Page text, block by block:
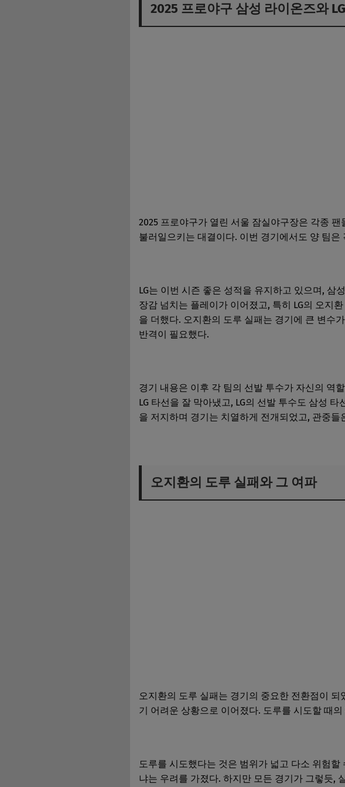
오지환의 도루 실패와 그 여파
2025 프로야구 삼성 라이온즈와
2025 프로야구가 열린 서울 잠실야구장은 각종
불러일으키는 대결이다. 이번 경기에서도 양 팀
LG는 이번 시즌 좋은 성적을 유지하고 있으며, 삼
장감 넘치는 플레이가 이어졌고, 특히 LG의 오지
을 더했다. 오지환의 도루 실패는 경기에 큰 변수
반격이 필요했다.
경기 내용은 이후 각 팀의 선발 투수가 자신의 역
LG 타선을 잘 막아냈고, LG의 선발 투수도 삼성
을 저지하며 경기는 치열하게 전개되었고, 관중
오지환의 도루 실패와 그 여파
오지환의 도루 실패는 경기의 중요한 전환점이
기 어려운 상황으로 이어졌다. 도루를 시도할 때
도루를 시도했다는 것은 범위가 넓고 다소 위험
냐는 우려를 가졌다. 하지만 모든 경기가 그렇듯,